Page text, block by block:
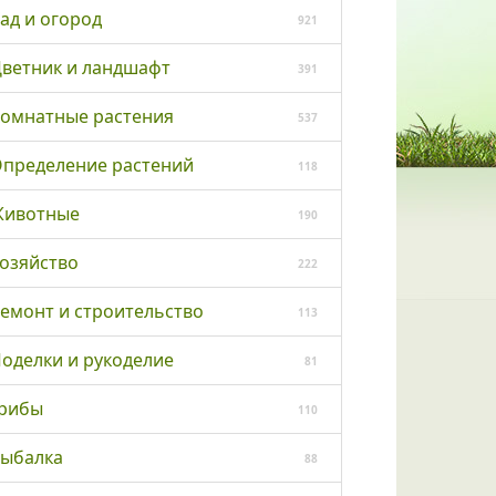
и огород 921
и ландшафт 391
растения 537
растений 118
190
222
и строительство 113
и рукоделие 81
110
88